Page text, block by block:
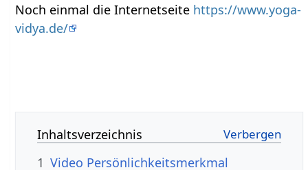
Noch einmal die Internetseite https://www.yoga-
vidya.de/
Inhaltsverzeichnis
1 Video Persönlichkeitsmerkmal